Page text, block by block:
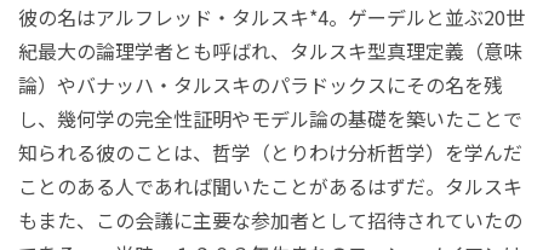
彼の名はアルフレッド・タルスキ*4。ゲーデルと並ぶ20世
紀最大の論理学者とも呼ばれ、タルスキ型真理定義（意味
論）やバナッハ・タルスキのパラドックスにその名を残
し、幾何学の完全性証明やモデル論の基礎を築いたことで
知られる彼のことは、哲学（とりわけ分析哲学）を学んだ
ことのある人であれば聞いたことがあるはずだ。タルスキ
もまた、この会議に主要な参加者として招待されていたの